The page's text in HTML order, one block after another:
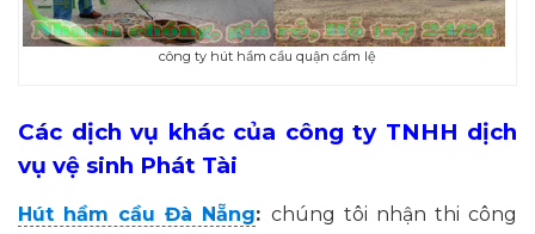
công ty hút hầm cầu quận cẩm lệ
Các dịch vụ khác của công ty TNHH dịch
vụ vệ sinh Phát Tài
Hút hầm cầu Đà Nẵng: chúng tôi nhận thi công